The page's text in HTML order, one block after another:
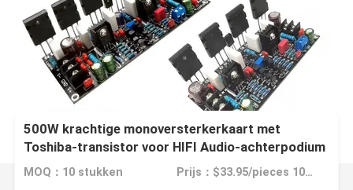
500W krachtige monoversterkerkaart met
Toshiba-transistor voor HIFI Audio-achterpodium
MOQ：10 stukken Prijs：$33.95/pieces 10-99 pieces